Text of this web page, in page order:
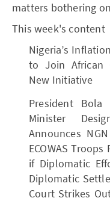
matters bothering
This week's content
Nigeria’s
to Join African
New Initiative
President
Minister
Announces
ECOWAS
if Diplomatic
Diplomatic
Court Strikes